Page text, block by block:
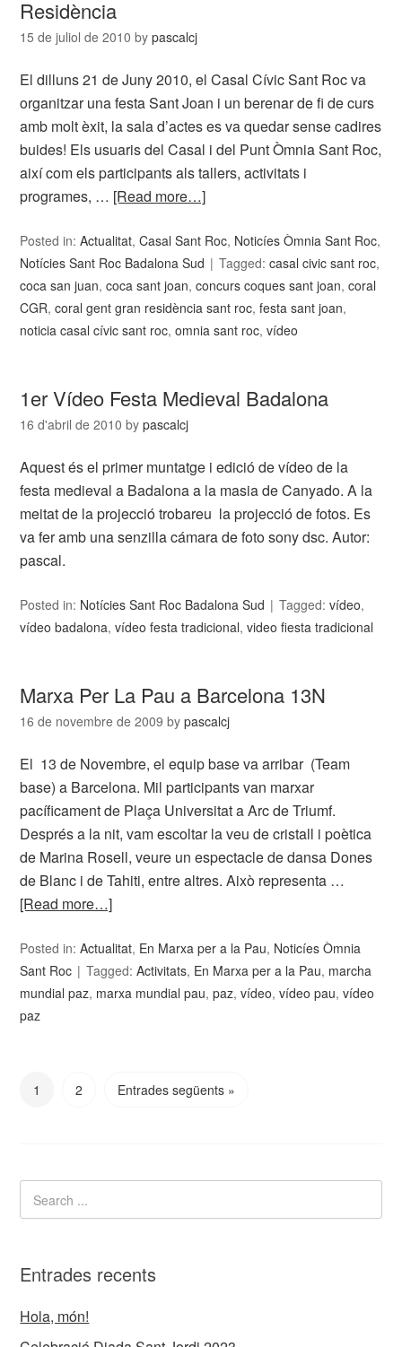
Residència
15 de juliol de 2010 bypascalcj
El dilluns 21 de Juny 2010, el Casal Cívic Sant Roc va
organitzar una festa Sant Joan i un berenar de fi de curs
amb molt èxit, la sala d’actes es va quedar sense cadires
buides! Els usuaris del Casal i del Punt Òmnia Sant Roc,
així com els participants als tallers, activitats i
programes, … [Read more…]
Posted in:Actualitat,Casal Sant Roc, Noticíes Òmnia Sant Roc,
Notícies Sant Roc Badalona Sud
Tagged:casal civic sant roc,
coca san juan,coca sant joan,concurs coques sant joan,coral
CGR,coral gent gran residència sant roc,festa sant joan,
noticia casal cívic sant roc,omnia sant roc,vídeo
1er Vídeo Festa Medieval Badalona
16 d'abril de 2010 bypascalcj
Aquest és el primer muntatge i edició de vídeo de la
festa medieval a Badalona a la masia de Canyado. A la
meitat de la projecció trobareu la projecció de fotos. Es
va fer amb una senzilla cámara de foto sony dsc. Autor:
pascal.
Posted in: Notícies Sant Roc Badalona Sud Tagged:vídeo,
vídeo badalona,vídeo festa tradicional,video fiesta tradicional
Marxa Per La Pau a Barcelona 13N
16 de novembre de 2009 bypascalcj
El 13 de Novembre, el equip base va arribar (Team
base) a Barcelona. Mil participants van marxar
pacíficament de Plaça Universitat a Arc de Triumf.
Després a la nit, vam escoltar la veu de cristall i poètica
de Marina Rosell, veure un espectacle de dansa Dones
de Blanc i de Tahiti, entre altres. Això representa …
[Read more…]
Posted in:Actualitat, En Marxa per a la Pau, Noticíes Òmnia
Sant Roc
Tagged:Activitats, En Marxa per a la Pau, marcha
mundial paz, marxa mundial pau,paz,vídeo,vídeo pau,vídeo
paz
1 2 Entrades següents »
Entrades recents
Hola, món!